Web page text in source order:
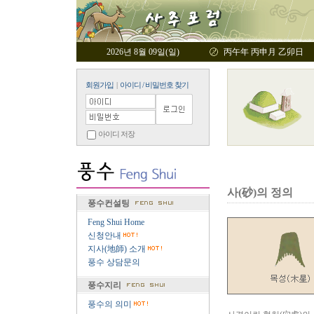
2026년 8월 09일(일) 丙午年 丙申月 乙卯日
회원가입| 아이디 / 비밀번호 찾기
아이디 저장
풍수컨설팅
Feng Shui Home
신청안내
지사(地師) 소개
풍수 상담문의
풍수지리
풍수의 의미
사(砂)의 정의